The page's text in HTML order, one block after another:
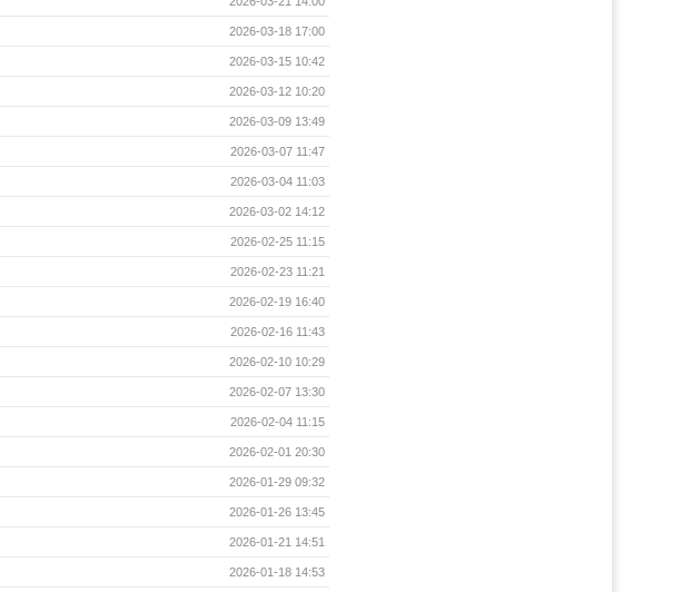
2026-03-18 17:00
2026-03-15 10:42
2026-03-12 10:20
2026-03-09 13:49
2026-03-07 11:47
2026-03-04 11:03
2026-03-02 14:12
2026-02-25 11:15
2026-02-23 11:21
2026-02-19 16:40
2026-02-16 11:43
2026-02-10 10:29
2026-02-07 13:30
2026-02-04 11:15
2026-02-01 20:30
2026-01-29 09:32
2026-01-26 13:45
2026-01-21 14:51
2026-01-18 14:53